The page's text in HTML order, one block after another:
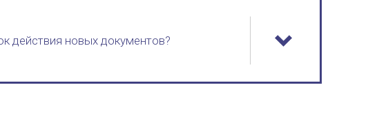
действия новых документов?